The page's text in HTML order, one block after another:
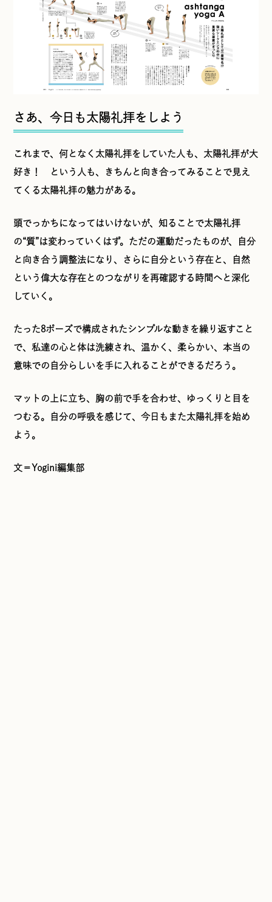
さあ、今日も太陽礼拝をしよう
これまで、何となく太陽礼拝をしていた人も、太陽礼拝が大
好き！ という人も、きちんと向き合ってみることで見え
てくる太陽礼拝の魅力がある。
頭でっかちになってはいけないが、知ることで太陽礼拝
の“質”は変わっていくはず。ただの運動だったものが、自分
と向き合う調整法になり、さらに自分という存在と、自然
という偉大な存在とのつながりを再確認する時間へと深化
していく。
たった8ポーズで構成されたシンプルな動きを繰り返すこと
で、私達の心と体は洗練され、温かく、柔らかい、本当の
意味での自分らしいを手に入れることができるだろう。
マットの上に立ち、胸の前で手を合わせ、ゆっくりと目を
つむる。自分の呼吸を感じて、今日もまた太陽礼拝を始め
よう。
文＝Yogini編集部